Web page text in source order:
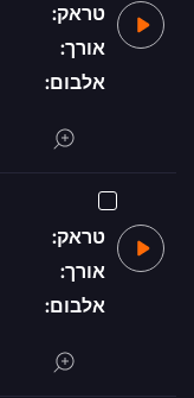
טראק:
אורך:
אלבום:
טראק:
אורך:
אלבום: